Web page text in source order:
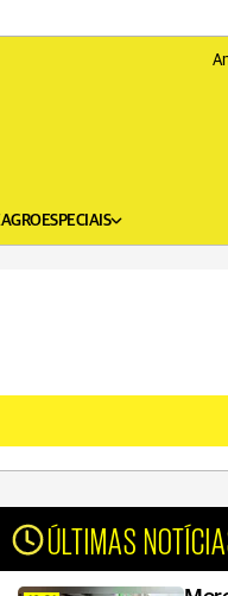
AGROESPECIAIS
ÚLTIMAS